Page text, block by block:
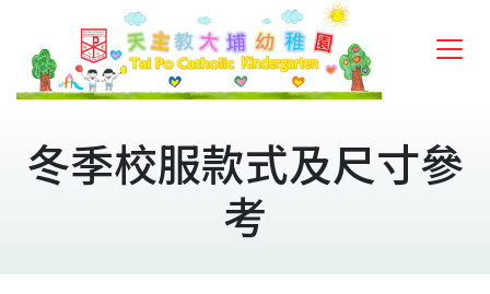
冬季校服款式及尺寸參
考